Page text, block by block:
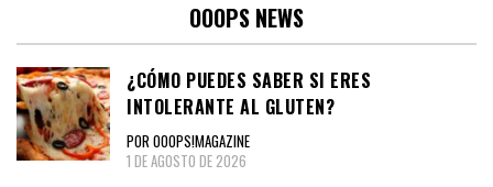
OOOPS NEWS
¿CÓMO PUEDES SABER SI ERES
INTOLERANTE AL GLUTEN?
POR OOOPS!MAGAZINE
1 DE AGOSTO DE 2026